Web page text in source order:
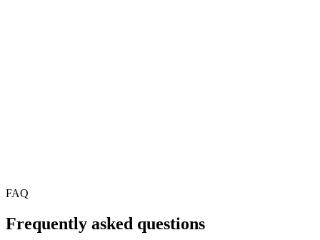
FAQ
Frequently asked questions